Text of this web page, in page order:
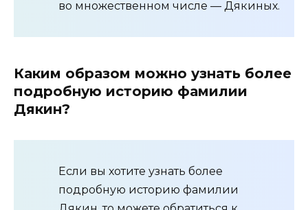
во множественном числе — Дякиных.
Каким образом можно узнать более
подробную историю фамилии
Дякин?
Если вы хотите узнать более
подробную историю фамилии